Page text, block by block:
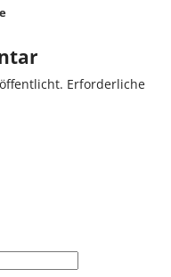
Erforderliche